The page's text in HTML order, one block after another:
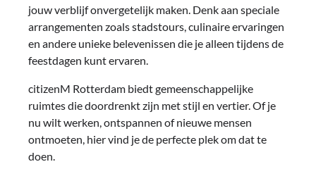
jouw verblijf onvergetelijk maken. Denk aan speciale
arrangementen zoals stadstours, culinaire ervaringen
en andere unieke belevenissen die je alleen tijdens de
feestdagen kunt ervaren.
citizenM Rotterdam biedt gemeenschappelijke
ruimtes die doordrenkt zijn met stijl en vertier. Of je
nu wilt werken, ontspannen of nieuwe mensen
ontmoeten, hier vind je de perfecte plek om dat te
doen.